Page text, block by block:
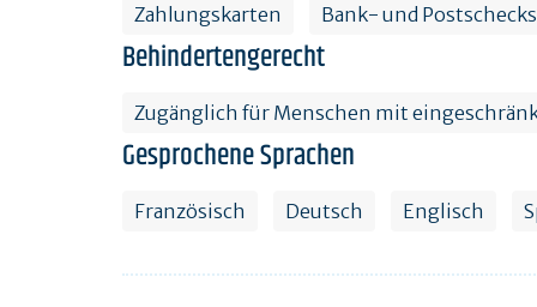
Zahlungskarten Bank- und Postschecks
Behindertengerecht
Zugänglich für Menschen mit
Gesprochene Sprachen
Französisch Deutsch Englisch